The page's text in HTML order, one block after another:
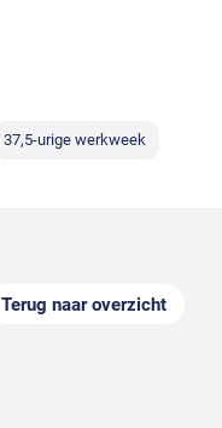
37,5-urige werkweek
Terug naar overzicht